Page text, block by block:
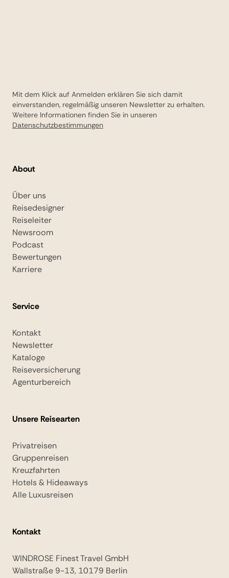
Mit dem Klick auf Anmelden erklären Sie sich damit
einverstanden, regelmäßig unseren Newsletter zu erhalten.
Weitere Informationen finden Sie in unseren
Datenschutzbestimmungen
About
Über uns
Reisedesigner
Reiseleiter
Newsroom
Podcast
Bewertungen
Karriere
Service
Kontakt
Newsletter
Kataloge
Reiseversicherung
Agenturbereich
Unsere Reisearten
Privatreisen
Gruppenreisen
Kreuzfahrten
Hotels & Hideaways
Alle Luxusreisen
Kontakt
WINDROSE Finest Travel GmbH
Wallstraße 9-13, 10179 Berlin